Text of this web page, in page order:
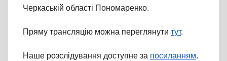
Черкаській області Пономаренко.
Пряму трансляцію можна переглянути тут.
Наше розслідування доступне за посиланням.